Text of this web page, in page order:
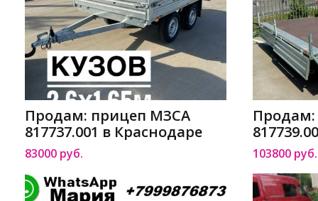
Продам: прицеп МЗСА
817737.001 в Краснодаре
83000 руб. 103800 руб.